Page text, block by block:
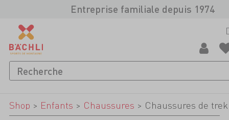
Entreprise familiale depuis 1974
Shop > Enfants > Chaussures > Chaussures de